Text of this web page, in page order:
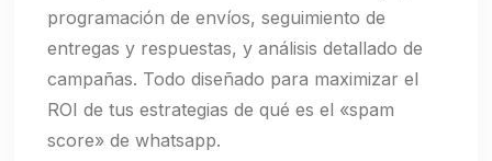
programación de envíos, seguimiento de
entregas y respuestas, y análisis detallado de
campañas. Todo diseñado para maximizar el
ROI de tus estrategias de qué es el «spam
score» de whatsapp.